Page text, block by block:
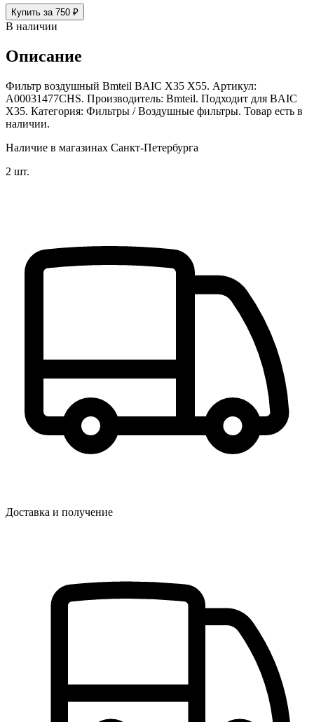
Купить за 750 ₽
В наличии
Описание
Фильтр воздушный Bmteil BAIC X35 X55. Артикул:
A00031477CHS. Производитель: Bmteil. Подходит для BAIC
X35. Категория: Фильтры / Воздушные фильтры. Товар есть в
наличии.
Наличие в магазинах Санкт-Петербурга
2 шт.
Доставка и получение